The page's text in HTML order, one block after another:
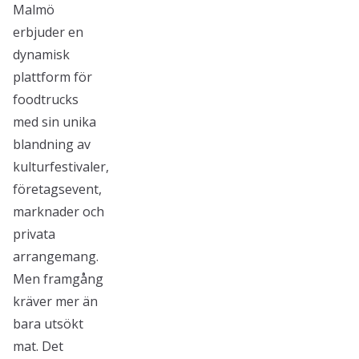
Malmö
erbjuder en
dynamisk
plattform för
foodtrucks
med sin unika
blandning av
kulturfestivaler,
företagsevent,
marknader och
privata
arrangemang.
Men framgång
kräver mer än
bara utsökt
mat. Det